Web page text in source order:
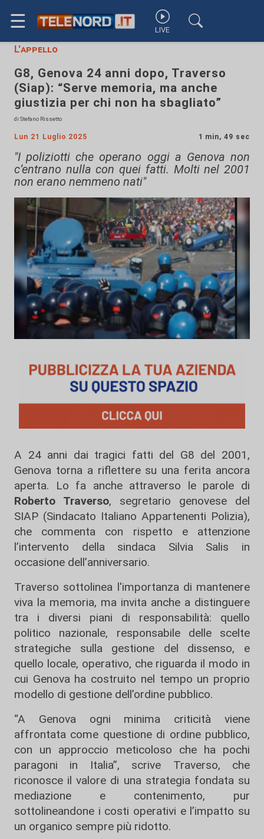
☰ LIVE
L'appello
G8, Genova 24 anni dopo, Traverso
(Siap): “Serve memoria, ma anche
giustizia per chi non ha sbagliato”
di Stefano Rissetto
Lun 21 Luglio 2025 1 min, 49 sec
"I poliziotti che operano oggi a Genova non
c’entrano nulla con quei fatti. Molti nel 2001
non erano nemmeno nati"
A 24 anni dai tragici fatti del G8 del 2001,
Genova torna a riflettere su una ferita ancora
aperta. Lo fa anche attraverso le parole di
Roberto Traverso, segretario genovese del
SIAP (Sindacato Italiano Appartenenti Polizia),
che commenta con rispetto e attenzione
l’intervento della sindaca Silvia Salis in
occasione dell’anniversario.
Traverso sottolinea l'importanza di mantenere
viva la memoria, ma invita anche a distinguere
tra i diversi piani di responsabilità: quello
politico nazionale, responsabile delle scelte
strategiche sulla gestione del dissenso, e
quello locale, operativo, che riguarda il modo in
cui Genova ha costruito nel tempo un proprio
modello di gestione dell’ordine pubblico.
“A Genova ogni minima criticità viene
affrontata come questione di ordine pubblico,
con un approccio meticoloso che ha pochi
paragoni in Italia”, scrive Traverso, che
riconosce il valore di una strategia fondata su
mediazione e contenimento, pur
sottolineandone i costi operativi e l’impatto su
un organico sempre più ridotto.